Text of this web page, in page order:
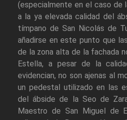
(especialmente en el caso de
a la ya elevada calidad del
tímpano de San Nicolás de
añadirse en este punto que
de la zona alta de la fachada
Estella, a pesar de la
evidencian, no son ajenas al
un pedestal utilizado en las
del ábside de la Seo de
Maestro de San Miguel de